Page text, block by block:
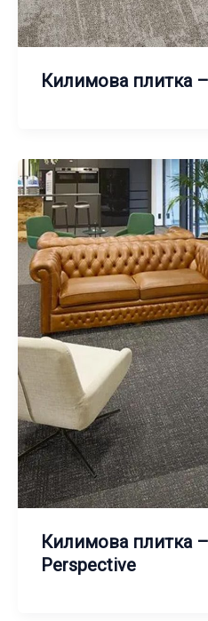
Килимова плитка
Килимова плитка
Perspective